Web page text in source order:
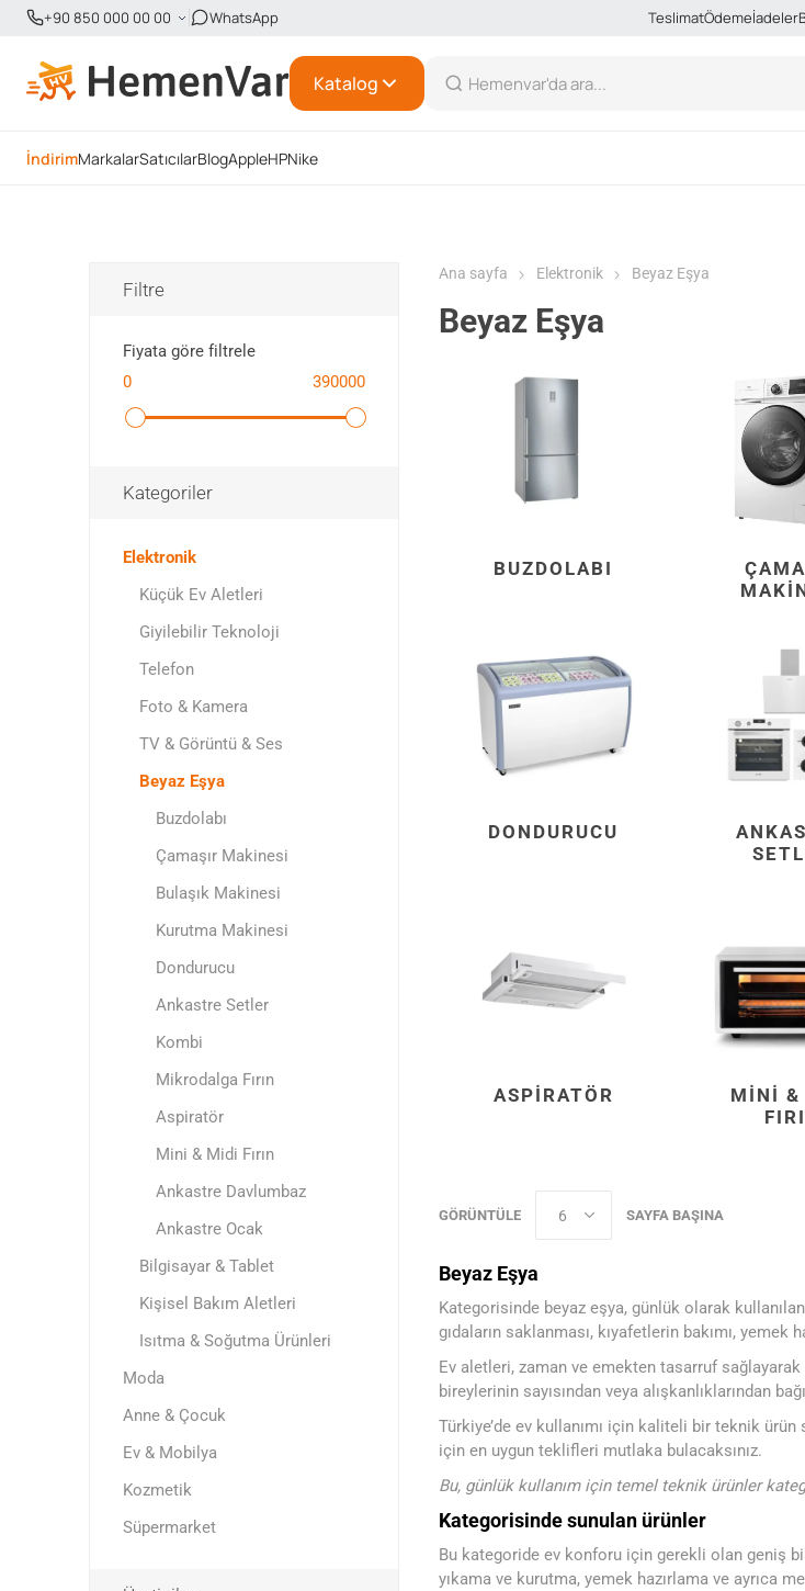
+90 850 000 00 00 WhatsApp TeslimatÖdemeİadeler
Katalog
İndirimMarkalarSatıcılarBlogAppleHPNike
Ana sayfa Elektronik Beyaz Eşya
Beyaz Eşya
BUZDOLABI
DONDURUCU
ASPIRATÖR
MINI &
GÖRÜNTÜLE SAYFA BAŞINA
Beyaz Eşya
Kategorisinde beyaz eşya, günlük olarak
gıdaların saklanması, kıyafetlerin bakımı,
Ev aletleri, zaman ve emekten tasarruf sağlayarak
bireylerinin sayısından veya alışkanlıklarından
Türkiye’de ev kullanımı için kaliteli bir teknik
için en uygun teklifleri mutlaka bulacaksınız.
Bu, günlük kullanım için temel teknik ürünler
Kategorisinde sunulan ürünler
Bu kategoride ev konforu için gerekli olan geniş
yıkama ve kurutma, yemek hazırlama ve ayrıca
Filtre
Fiyata göre filtrele
0
390000
Kategoriler
Elektronik
Küçük Ev Aletleri
Giyilebilir Teknoloji
Telefon
Foto & Kamera
TV & Görüntü & Ses
Beyaz Eşya
Buzdolabı
Çamaşır Makinesi
Bulaşık Makinesi
Kurutma Makinesi
Dondurucu
Ankastre Setler
Kombi
Mikrodalga Fırın
Aspiratör
Mini & Midi Fırın
Ankastre Davlumbaz
Ankastre Ocak
Bilgisayar & Tablet
Kişisel Bakım Aletleri
Isıtma & Soğutma Ürünleri
Moda
Anne & Çocuk
Ev & Mobilya
Kozmetik
Süpermarket